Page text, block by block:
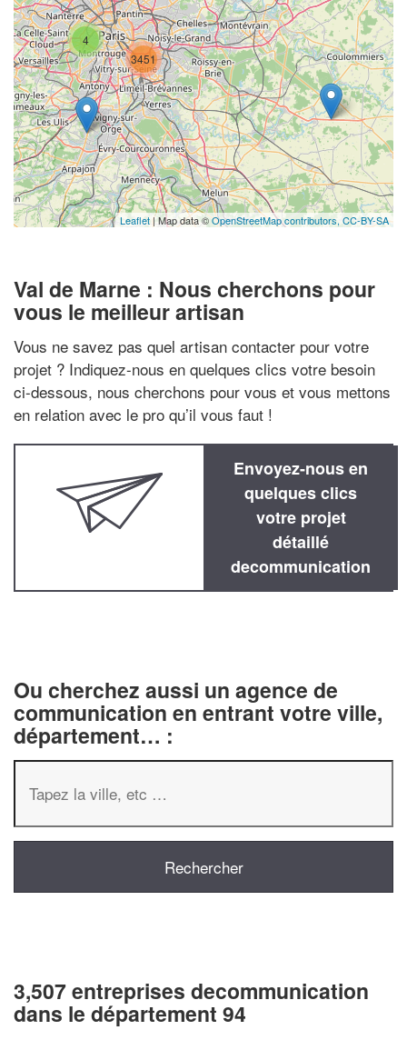
4
3451
Leaflet| Map data ©OpenStreetMap contributors, CC-BY-SA
Val de Marne : Nous cherchons pour
vous le meilleur artisan
Vous ne savez pas quel artisan contacter pour votre
projet ? Indiquez-nous en quelques clics votre besoin
ci-dessous, nous cherchons pour vous et vous mettons
en relation avec le pro qu’il vous faut !
Envoyez-nous en
quelques clics
votre projet
détaillé
decommunication
Ou cherchez aussi un agence de
communication en entrant votre ville,
département… :
3,507 entreprises decommunication
dans le département 94